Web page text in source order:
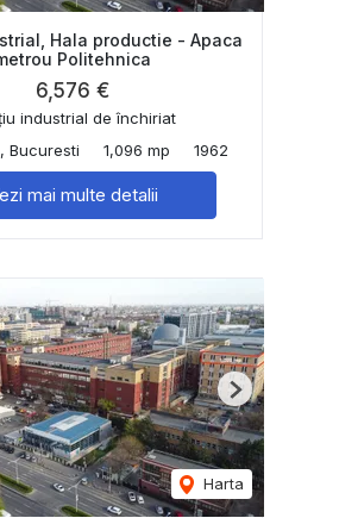
Hala productie - Apaca
Politehnica
6,576 €
industrial de închiriat
Bucuresti
1,096 mp 1962
mai multe detalii
Harta
Next